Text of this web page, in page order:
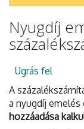
Nyugdíj
Ugrás fel
A
a nyugdíj
hozzáadása